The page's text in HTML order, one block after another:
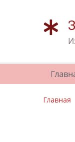
Главная